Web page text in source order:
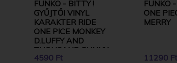
FUNKO - BITTY !
GYŰJTŐI VINYL
KARAKTER RIDE
ONE PICE MONKEY
D.LUFFY AND
THOUSAND SUNNY
4590 Ft
FUNKO
ONE
MERRY
11290 Ft